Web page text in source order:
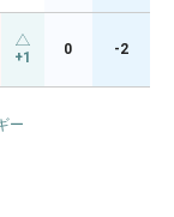
+1 0 -2
ー